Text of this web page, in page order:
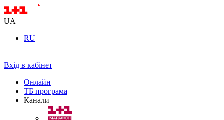
UA
RU
Вхід в кабінет
Онлайн
ТБ програма
Канали